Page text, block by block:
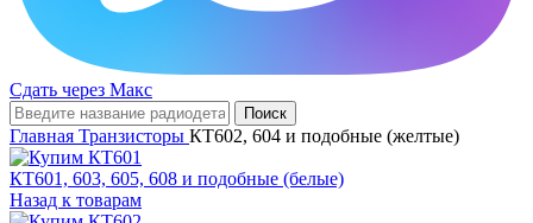
Сдать через Макс
Поиск
Главная Транзисторы КТ602, 604 и подобные (желтые)
КТ601, 603, 605, 608 и подобные (белые)
Назад к товарам